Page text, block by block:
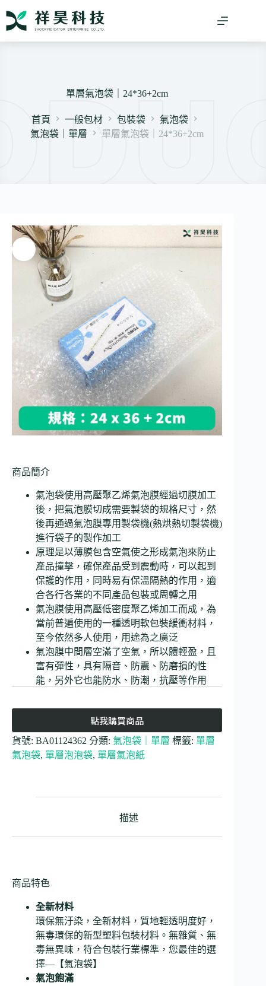
單層氣泡袋｜24*36+2cm
首頁 一般包材 包裝袋
氣泡袋
氣泡袋｜單層
單層氣泡袋｜24*36+2cm
商品簡介
氣泡袋使用高壓聚乙烯氣泡膜經過切膜加工
後，把氣泡膜切成需要製袋的規格尺寸，然
後再通過氣泡膜專用製袋機(熱烘熱切製袋機)
進行袋子的製作加工
原理是以薄膜包含空氣使之形成氣泡來防止
產品撞擊，確保產品受到震動時，可以起到
保護的作用，同時易有保溫隔熱的作用，適
合各行各業的不同產品包裝或周轉之用
氣泡膜使用高壓低密度聚乙烯加工而成，為
當前普遍使用的一種透明軟包裝緩衝材料，
至今依然多人使用，用途為之廣泛
氣泡膜中間層空滿了空氣，所以體輕盈，且
富有彈性，具有隔音、防震、防磨損的性
能，另外它也能防水、防潮，抗壓等作用
點我購買商品
貨號: BA01124362 分類: 氣泡袋｜單層 標籤: 單層
氣泡袋, 單層泡泡袋, 單層氣泡紙
描述
商品特色
全新材料
環保無汙染，全新材料，質地輕透明度好，
無毒環保的新型塑料包裝材料。無雜質、無
毒無異味，符合包裝行業標準，您最佳的選
擇—【氣泡袋】
氣泡飽滿